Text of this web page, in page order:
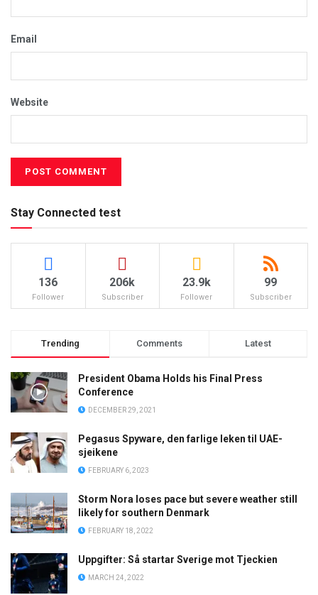
Email
Website
Stay Connected test
136
Follower
206k
Subscriber
23.9k
Follower
99
Subscriber
Trending Comments Latest
President Obama Holds his Final Press
Conference
DECEMBER 29, 2021
Pegasus Spyware, den farlige leken til UAE-
sjeikene
FEBRUARY 6, 2023
Storm Nora loses pace but severe weather still
likely for southern Denmark
FEBRUARY 18, 2022
Uppgifter: Så startar Sverige mot Tjeckien
MARCH 24, 2022